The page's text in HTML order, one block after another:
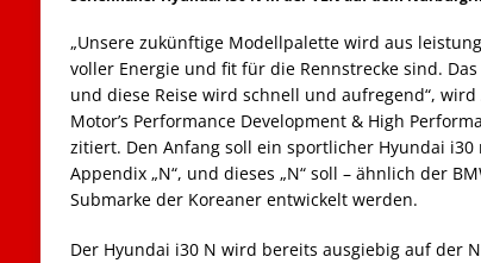
„Unsere zukünftige Modellpalette wird aus
voller Energie und fit für die Rennstrecke sind.
und diese Reise wird schnell und aufregend“,
Motor’s Performance Development & High
zitiert. Den Anfang soll ein sportlicher Hyundai
Appendix „N“, und dieses „N“ soll – ähnlich der
Submarke der Koreaner entwickelt werden.
Der Hyundai i30 N wird bereits ausgiebig auf der